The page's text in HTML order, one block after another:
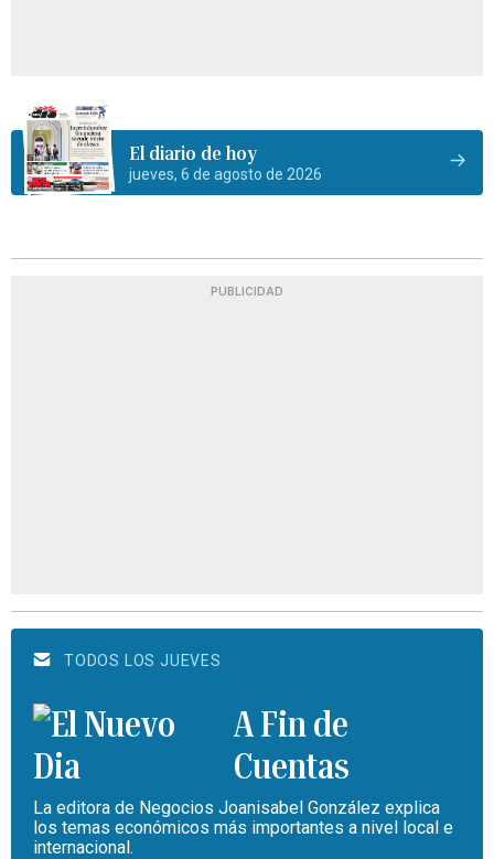
El diario de hoy
jueves, 6 de agosto de 2026
PUBLICIDAD
TODOS LOS JUEVES
A Fin de
Cuentas
La editora de Negocios Joanisabel González explica
los temas económicos más importantes a nivel local e
internacional.